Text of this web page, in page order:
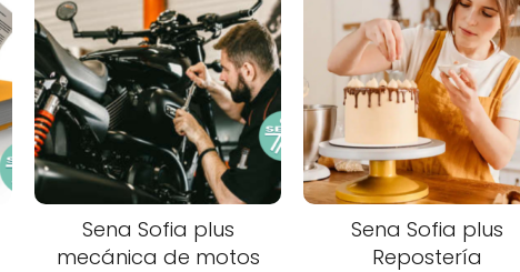
Sena Sofia plus
mecánica de motos
Sena Sofia plus
Repostería